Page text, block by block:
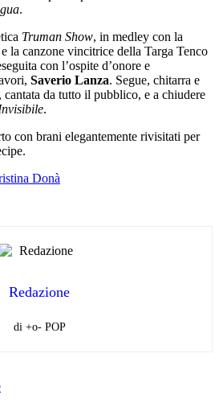
.
Truman Show, in medley con la
la canzone vincitrice della Targa Tenco
con l’ospite d’onore e
Saverio Lanza. Segue, chitarra e
, cantata da tutto il pubblico, e a chiudere
.
con brani elegantemente rivisitati per
Donà
Redazione
di +o- POP